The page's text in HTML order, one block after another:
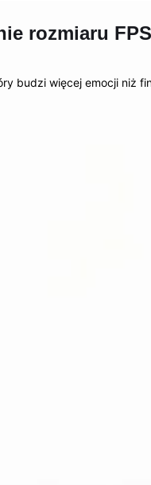
rozmiaru
budzi więcej emocji niż